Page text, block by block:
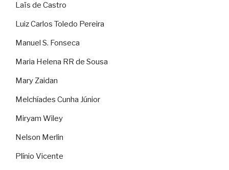
Laïs de Castro
Luiz Carlos Toledo Pereira
Manuel S. Fonseca
Maria Helena RR de Sousa
Mary Zaidan
Melchíades Cunha Júnior
Miryam Wiley
Nelson Merlin
Plínio Vicente